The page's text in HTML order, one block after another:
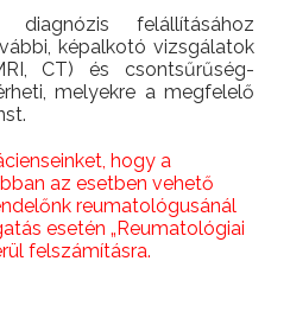
felállításához
képalkotó vizsgálatok
CT) és csontsűrűség-
melyekre a megfelelő
hogy a
az esetben vehető
reumatológusánál
esetén „Reumatológiai
felszámításra.